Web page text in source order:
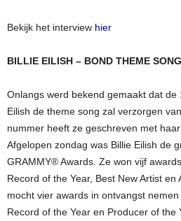
Bekijk het interview hier
BILLIE EILISH – BOND THEME SONG
Onlangs werd bekend gemaakt dat de
Eilish de theme song zal verzorgen
nummer heeft ze geschreven met
Afgelopen zondag was Billie Eilish de
GRAMMY® Awards. Ze won vijf
Record of the Year, Best New Artist en
mocht vier awards in ontvangst
Record of the Year en Producer of the